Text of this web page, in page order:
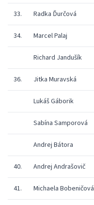
33. Radka Ďurčová
34. Marcel Palaj
Richard Jandušík
36. Jitka Muravská
Lukáš Gáborik
Sabína Samporová
Andrej Bátora
40. Andrej Andrašovič
41. Michaela Bobeničová